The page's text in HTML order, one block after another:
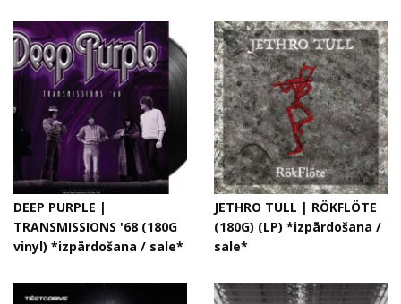
DEEP PURPLE |
TRANSMISSIONS '68 (180G
vinyl) *izpārdošana / sale*
JETHRO TULL | RÖKFLÖTE
(180G) (LP) *izpārdošana /
sale*